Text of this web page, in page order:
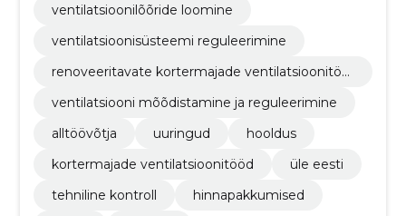
ventilatsioonilõõride loomine
ventilatsioonisüsteemi reguleerimine
renoveeritavate kortermajade ventilatsioonitöö
ventilatsiooni mõõdistamine ja reguleerimine
alltöövõtja
uuringud
hooldus
kortermajade ventilatsioonitööd
üle eesti
tehniline kontroll
hinnapakkumised